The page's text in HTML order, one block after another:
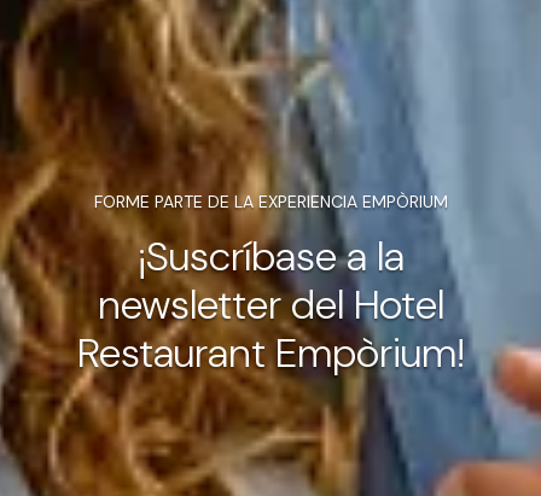
FORME PARTE DE LA EXPERIENCIA EMPÒRIUM
¡Suscríbase a la
newsletter del Hotel
Restaurant Empòrium!